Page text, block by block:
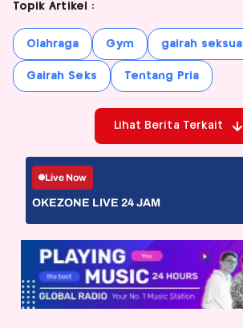
Topik Artikel :
Olahraga Gym gairah seksual
Gairah Seks Tentang Pria
Lihat Berita Terkait
Live Now
OKEZONE LIVE 24 JAM